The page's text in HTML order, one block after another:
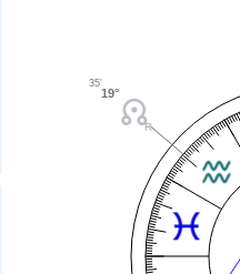
19°
35'